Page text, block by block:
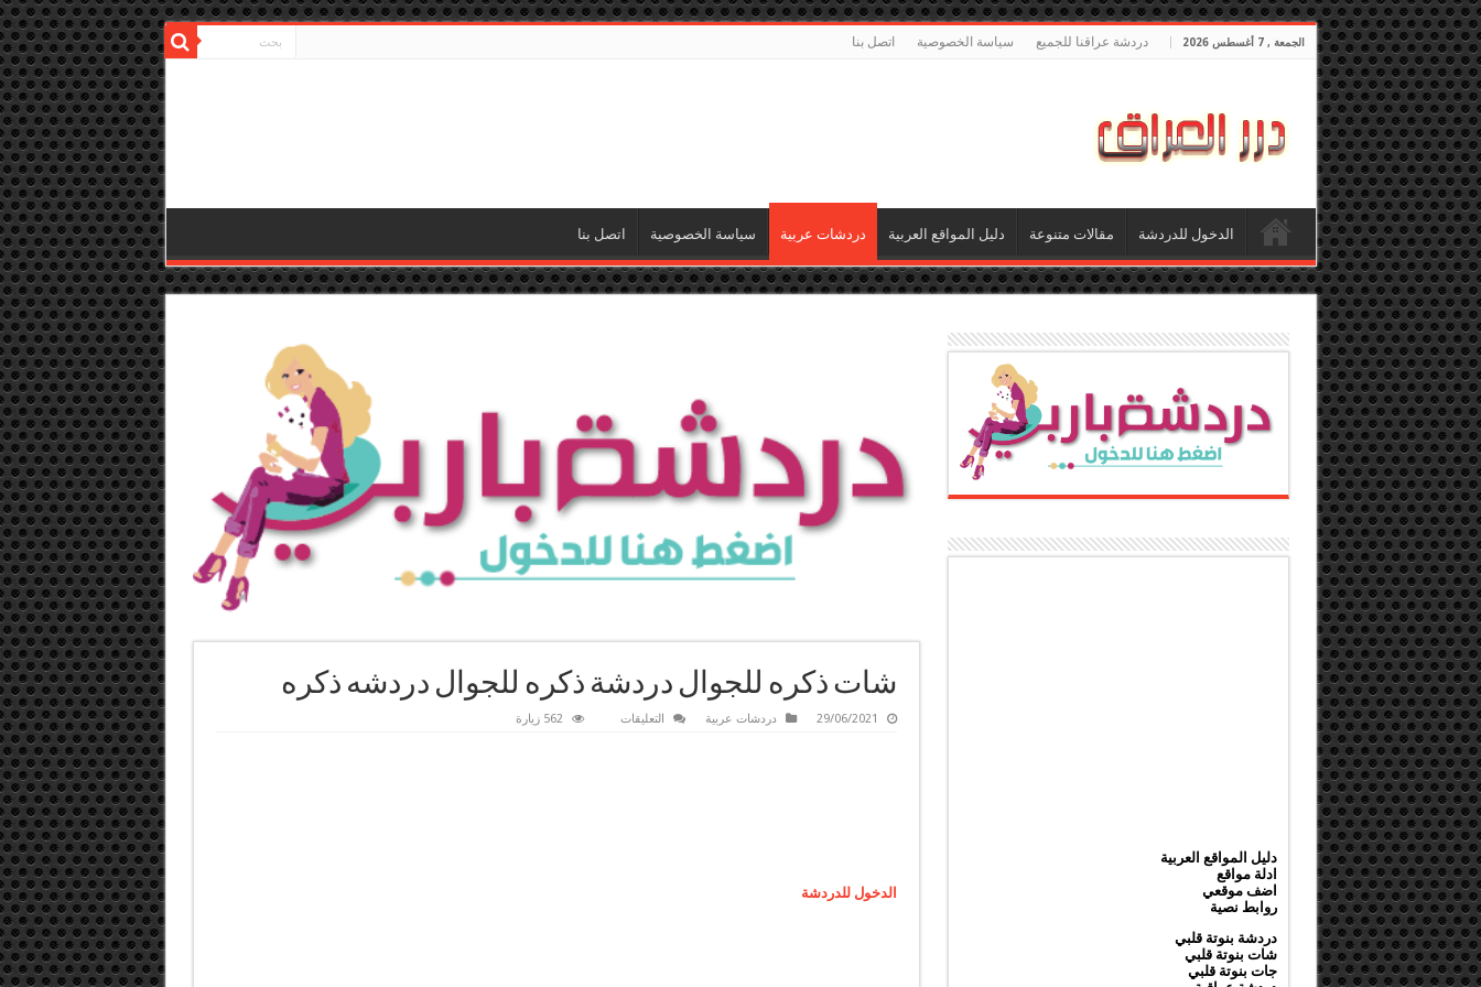
الجمعة , 7 أغسطس 2026 دردشة عراقنا للجميع سياسة الخصوصية اتصل بنا
الدخول للدردشة مقالات متنوعة دليل المواقع العربية دردشات عربية سياسة الخصوصية اتصل بنا
شات ذكره للجوال دردشة ذكره للجوال دردشه ذكره
29/06/2021 دردشات عربية التعليقات 562 زيارة
الدخول للدردشة
دليل المواقع العربية
ادلة مواقع
اضف موقعي
روابط نصية
دردشة بنوتة قلبي
شات بنوتة قلبي
جات بنوتة قلبي